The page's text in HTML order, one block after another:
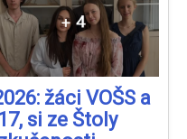
žáci VOŠS a
si ze Štoly